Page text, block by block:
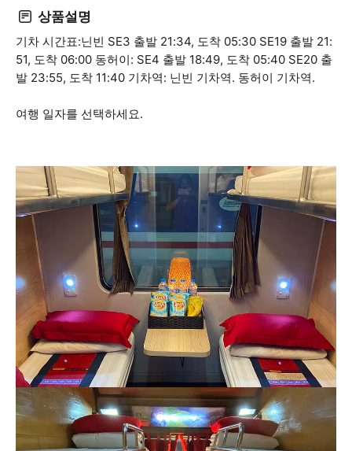
상품설명
기차 시간표:닌빈 SE3 출발 21:34, 도착 05:30 SE19 출발 21:
51, 도착 06:00 동허이: SE4 출발 18:49, 도착 05:40 SE20 출
발 23:55, 도착 11:40 기차역: 닌빈 기차역. 동허이 기차역.
여행 일자를 선택하세요.